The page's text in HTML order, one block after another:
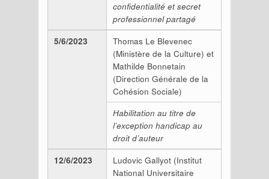
confidentialité et secret
professionnel partagé
5/6/2023
Thomas Le Blevenec
(Ministère de la Culture) et
Mathilde Bonnetain
(Direction Générale de la
Cohésion Sociale)
Habilitation au titre de
l’exception handicap au
droit d’auteur
12/6/2023
Ludovic Gallyot (Institut
National Universitaire